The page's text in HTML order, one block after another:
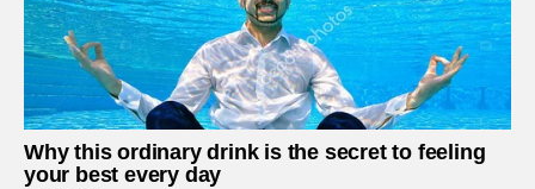
Why this ordinary drink is the secret to feeling
your best every day